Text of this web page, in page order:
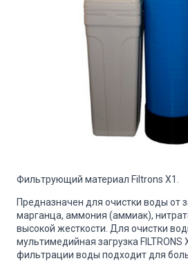
Фильтрующий материал Filtrons X1.
Предназначен для очистки воды от
марганца, аммония (аммиак),
высокой жесткости. Для очистки
мультимедийная загрузка FILTRONS
фильтрации воды подходит для